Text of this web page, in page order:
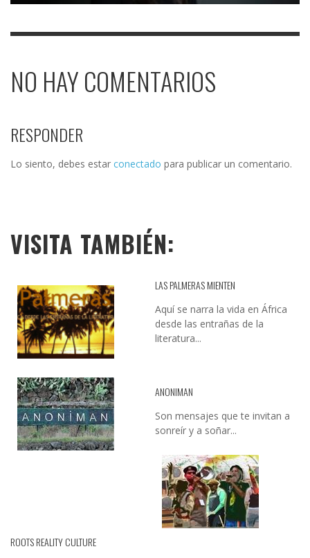
NO HAY COMENTARIOS
RESPONDER
Lo siento, debes estar conectado para publicar un comentario.
VISITA TAMBIÉN:
LAS PALMERAS MIENTEN
Aquí se narra la vida en África
desde las entrañas de la
literatura...
ANONIMAN
Son mensajes que te invitan a
sonreír y a soñar...
ROOTS REALITY CULTURE